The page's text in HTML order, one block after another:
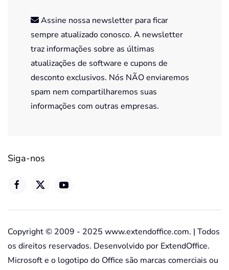
Assine nossa newsletter para ficar
sempre atualizado conosco. A newsletter
traz informações sobre as últimas
atualizações de software e cupons de
desconto exclusivos. Nós NÃO enviaremos
spam nem compartilharemos suas
informações com outras empresas.
Siga-nos
Copyright © 2009 - 2025 www.extendoffice.com. | Todos
os direitos reservados. Desenvolvido por ExtendOffice.
Microsoft e o logotipo do Office são marcas comerciais ou